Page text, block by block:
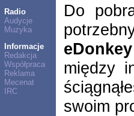
Radio
Audycje
Muzyka
Informacje
Redakcja
Współpraca
Reklama
Mecenat
IRC
Do
eDonkey
między
swoim